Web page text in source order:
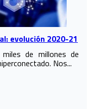
evolución 2020-21
de millones de
Nos...